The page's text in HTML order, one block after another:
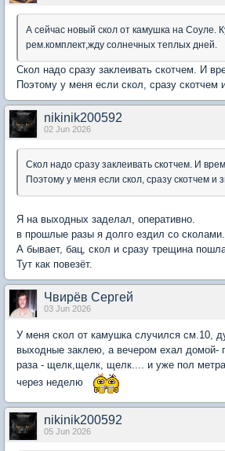
А сейчас новый скол от камушка на Соуле.
рем.комплект,жду солнечных теплых дней.
Скол надо сразу заклеивать скотчем. И
Поэтому у меня если скол, сразу скотчем
nikinik200592
02 Jun 2026
Скол надо сразу заклеивать скотчем. И
Поэтому у меня если скол, сразу скотчем и
Я на выходных заделал, оперативно.
в прошлые разы я долго ездил со сколами.
А бывает, бац, скол и сразу трещина
Тут как повезёт.
Чвирёв Сергей
03 Jun 2026
У меня скол от камушка случился см.10,
выходные заклею, а вечером ехал домой-
раза - щелк,щелк, щелк.... и уже пол
через неделю
nikinik200592
05 Jun 2026